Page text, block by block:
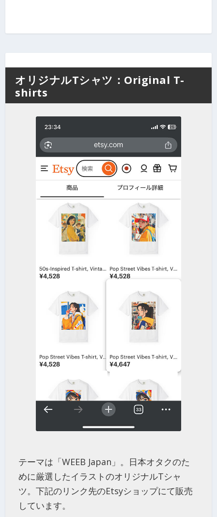
オリジナルTシャツ：Original T-
shirts
テーマは「WEEB Japan」。日本オタクのた
めに厳選したイラストのオリジナルTシャ
ツ。下記のリンク先のEtsyショップにて販売
しています。